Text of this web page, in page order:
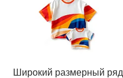
Широкий размерный ряд